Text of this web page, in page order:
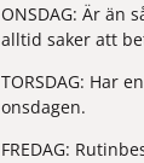
ONSDAG: Är än
alltid saker att
TORSDAG: Har
onsdagen.
FREDAG: